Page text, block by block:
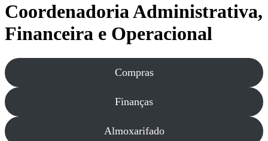
Coordenadoria Administrativa,
Financeira e Operacional
Compras
Finanças
Almoxarifado